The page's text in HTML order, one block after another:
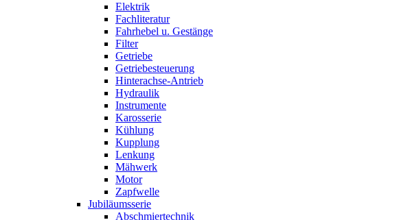
Elektrik
Fachliteratur
Fahrhebel u. Gestänge
Filter
Getriebe
Getriebesteuerung
Hinterachse-Antrieb
Hydraulik
Instrumente
Karosserie
Kühlung
Kupplung
Lenkung
Mähwerk
Motor
Zapfwelle
Jubiläumsserie
Abschmiertechnik